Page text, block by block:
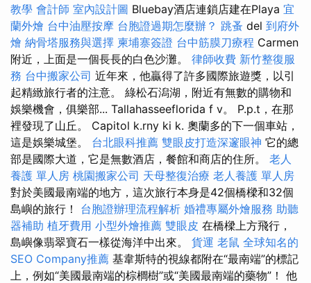
教學 會計師 室內設計圖 Bluebay酒店連鎖店建在Playa 宜
蘭外燴 台中油壓按摩 台胞證過期怎麼辦？ 跳蚤 del 到府外
燴 納骨塔服務與選擇 柬埔寨簽證 台中筋膜刀療程 Carmen
附近，上面是一個長長的白色沙灘。 律師收費 新竹整復服
務 台中搬家公司 近年來，他贏得了許多國際旅遊獎，以引
起精緻旅行者的注意。 綠松石潟湖，附近有無數的購物和
娛樂機會，俱樂部... Tallahasseeflorida f v。 P.p.t，在那
裡發現了山丘。 Capitol k.rny ki k. 奧蘭多的下一個車站，
這是娛樂城堡。 台北眼科推薦 雙眼皮打造深邃眼神 它的總
部是國際大道，它是無數酒店，餐館和商店的住所。 老人
養護 單人房 桃園搬家公司 天母整復治療 老人養護 單人房
對於美國最南端的地方，這次旅行本身是42個橋樑和32個
島嶼的旅行！ 台胞證辦理流程解析 婚禮專屬外燴服務 助聽
器補助 植牙費用 小型外燴推薦 雙眼皮 在橋樑上方飛行，
島嶼像翡翠寶石一樣從海洋中出來。 貨運 老鼠 全球知名的
SEO Company推薦 基韋斯特的視線都附在“最南端”的標記
上，例如“美國最南端的棕櫚樹”或“美國最南端的藥物”！ 他